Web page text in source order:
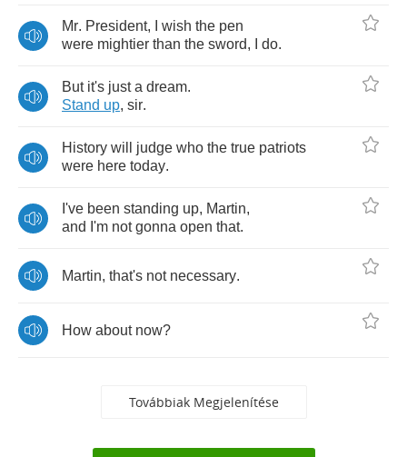
Mr. President, wish the pen
were mightier than the sword, do.
But it's just a dream.
Stand up, sir.
History will judge who the true patriots
were here today.
I've been standing up, Martin,
and I'm not gonna open that.
Martin, that's not necessary.
How about now?
Továbbiak Megjelenítése